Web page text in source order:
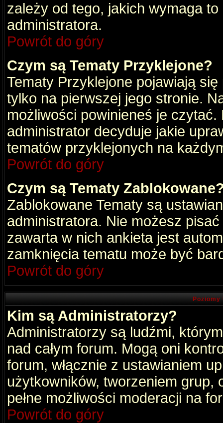
zależy od tego, jakich wymaga
administratora.
Powrót do góry
Czym są Tematy Przyklejone?
Tematy Przyklejone pojawiają
tylko na pierwszej jego stronie.
możliwości powinieneś je czytać.
administrator decyduje jakie
tematów przyklejonych na
Powrót do góry
Czym są Tematy
Zablokowane Tematy są
administratora. Nie możesz
zawarta w nich ankieta jest
zamknięcia tematu może być
Powrót do góry
Kim są Administratorzy?
Administratorzy są ludźmi,
nad całym forum. Mogą oni
forum, włącznie z ustawianiem
użytkowników, tworzeniem grup,
pełne możliwości moderacji na
Powrót do góry